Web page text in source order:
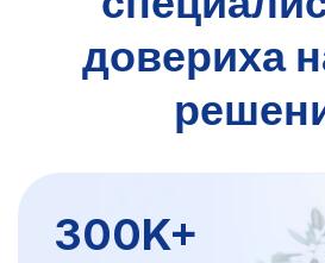
довериха
300K+